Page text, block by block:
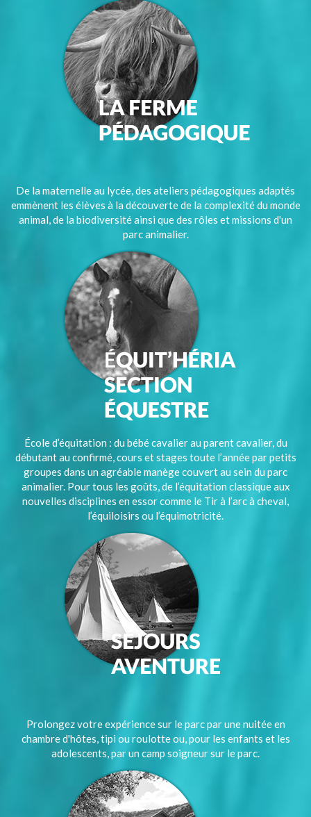
De la maternelle au lycée, des ateliers pédagogiques adaptés
emmènent les élèves à la découverte de la complexité du monde
animal, de la biodiversité ainsi que des rôles et missions d'un
parc animalier.
École d’équitation : du bébé cavalier au parent cavalier, du
débutant au confirmé, cours et stages toute l’année par petits
groupes dans un agréable manège couvert au sein du parc
animalier. Pour tous les goûts, de l’équitation classique aux
nouvelles disciplines en essor comme le Tir à l’arc à cheval,
l’équiloisirs ou l’équimotricité.
Prolongez votre expérience sur le parc par une nuitée en
chambre d'hôtes, tipi ou roulotte ou, pour les enfants et les
adolescents, par un camp soigneur sur le parc.